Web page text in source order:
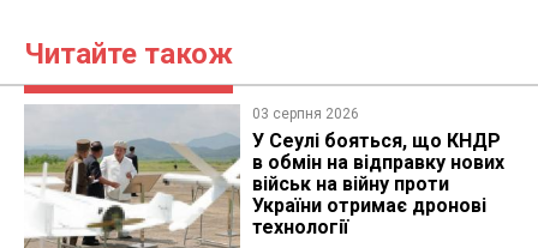
Читайте також
03 серпня 2026
У Сеулі бояться, що КНДР
в обмін на відправку нових
військ на війну проти
України отримає дронові
технології